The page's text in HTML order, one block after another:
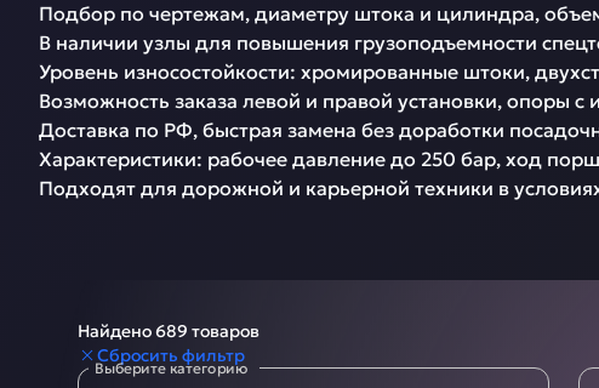
Подбор по чертежам, диаметру штока и цилиндра,
В наличии узлы для повышения грузоподъемности
Уровень износостойкости: хромированные штоки,
Возможность заказа левой и правой установки, опоры с
Доставка по РФ, быстрая замена без доработки
Характеристики: рабочее давление до 250 бар, ход
Подходят для дорожной и карьерной техники в
Найдено 689 товаров
Сбросить фильтр
Выберите категорию
2